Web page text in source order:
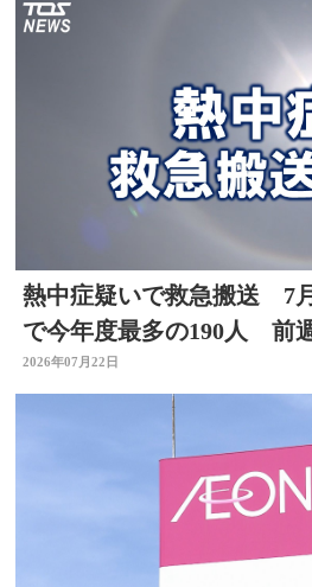
熱中症疑いで救急搬送 7
で今年度最多の190人 前
増 大分
2026年07月22日